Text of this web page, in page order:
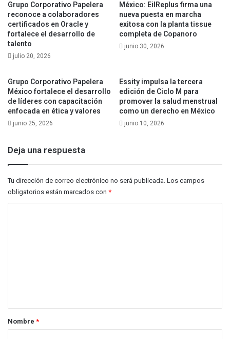
Grupo Corporativo Papelera
reconoce a colaboradores
certificados en Oracle y
fortalece el desarrollo de
talento
julio 20, 2026
México: EilReplus firma una
nueva puesta en marcha
exitosa con la planta tissue
completa de Copanoro
junio 30, 2026
Grupo Corporativo Papelera
México fortalece el desarrollo
de líderes con capacitación
enfocada en ética y valores
junio 25, 2026
Essity impulsa la tercera
edición de Ciclo M para
promover la salud menstrual
como un derecho en México
junio 10, 2026
Deja una respuesta
Tu dirección de correo electrónico no será publicada. Los campos
obligatorios están marcados con *
rNombre *